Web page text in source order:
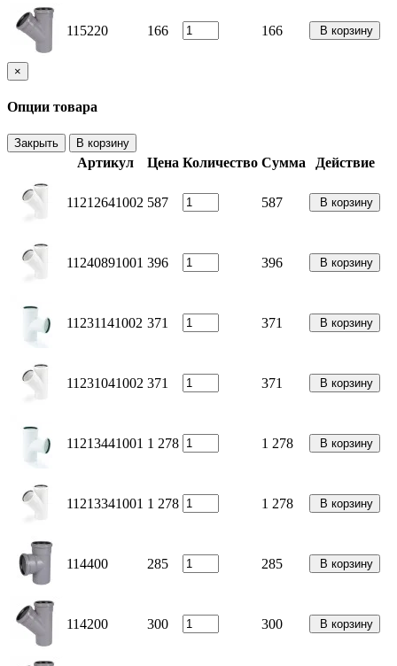
115220 166 166 В корзину
×
Опции товара
Закрыть В корзину
Артикул Цена Количество Сумма Действие
11212641002 587 587 В корзину
11240891001 396 396 В корзину
11231141002 371 371 В корзину
11231041002 371 371 В корзину
11213441001 1 278 1 278 В корзину
11213341001 1 278 1 278 В корзину
114400 285 285 В корзину
114200 300 300 В корзину